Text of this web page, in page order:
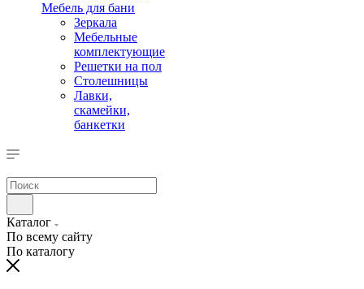
Мебель для бани
Зеркала
Мебельные
комплектующие
Решетки на пол
Столешницы
Лавки,
скамейки,
банкетки
Каталог
По всему сайту
По каталогу